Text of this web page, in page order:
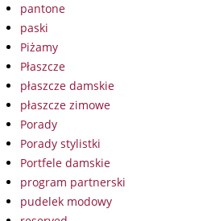
pantone
paski
Piżamy
Płaszcze
płaszcze damskie
płaszcze zimowe
Porady
Porady stylistki
Portfele damskie
program partnerski
pudelek modowy